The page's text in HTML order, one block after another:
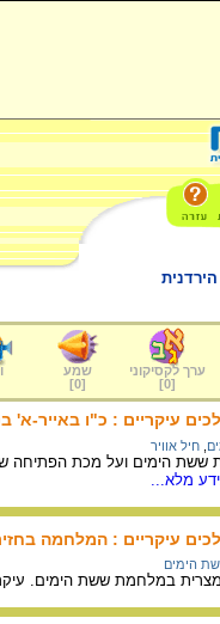
ערך לקסיקוני
[
0
]
שמע
[
0
]
: כ"ו באייר-א' בסיוון תשכ"ז,
חיל אוויר
הימים ועל מכת הפתיחה
מלא...
עיקריים : המלחמה
הימים
במלחמת ששת הימים. עיקר